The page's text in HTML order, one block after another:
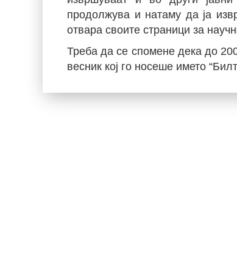
продолжува и натаму да ја
отвара своите страници за
Треба да се спомене дека до
весник кој го носеше името